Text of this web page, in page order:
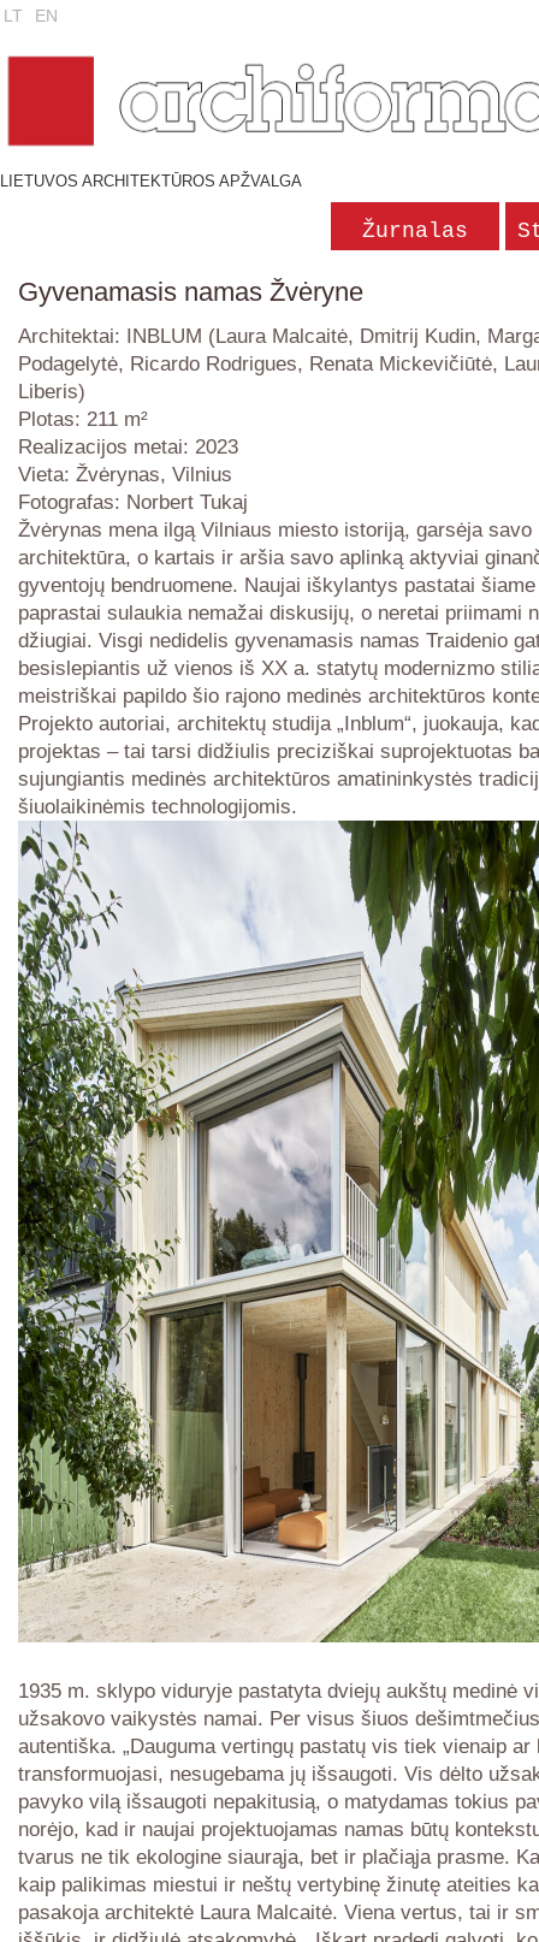
LT EN
LIETUVOS ARCHITEKTŪROS APŽVALGA
Žurnalas
Gyvenamasis namas Žvėryne
Architektai: INBLUM (Laura Malcaitė, Dmitrij Kudin,
Podagelytė, Ricardo Rodrigues, Renata Mickevičiūtė,
Liberis)
Plotas: 211 m²
Realizacijos metai: 2023
Vieta: Žvėrynas, Vilnius
Fotografas: Norbert Tukaj
Žvėrynas mena ilgą Vilniaus miesto istoriją, garsėja savo
architektūra, o kartais ir aršia savo aplinką aktyviai
gyventojų bendruomene. Naujai iškylantys pastatai
paprastai sulaukia nemažai diskusijų, o neretai priimami
džiugiai. Visgi nedidelis gyvenamasis namas Traidenio
besislepiantis už vienos iš XX a. statytų modernizmo
meistriškai papildo šio rajono medinės architektūros
Projekto autoriai, architektų studija „Inblum“, juokauja,
projektas – tai tarsi didžiulis preciziškai suprojektuotas
sujungiantis medinės architektūros amatininkystės
šiuolaikinėmis technologijomis.
1935 m. sklypo viduryje pastatyta dviejų aukštų medinė
užsakovo vaikystės namai. Per visus šiuos
autentiška. „Dauguma vertingų pastatų vis tiek vienaip ar
transformuojasi, nesugebama jų išsaugoti. Vis dėlto
pavyko vilą išsaugoti nepakitusią, o matydamas tokius
norėjo, kad ir naujai projektuojamas namas būtų
tvarus ne tik ekologine siaurąja, bet ir plačiąja prasme.
kaip palikimas miestui ir neštų vertybinę žinutę ateities
pasakoja architektė Laura Malcaitė. Viena vertus, tai ir